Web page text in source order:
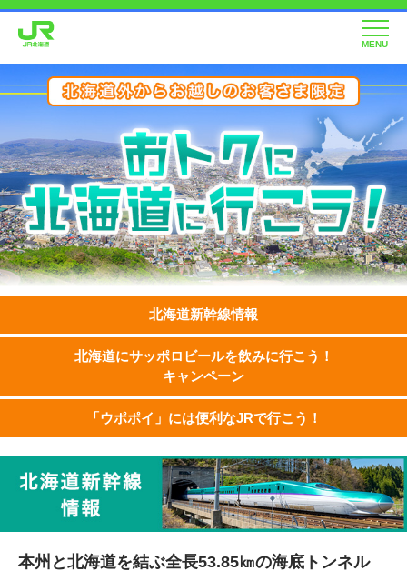
MENU
北海道新幹線情報
北海道にサッポロビールを飲みに行こう！
キャンペーン
「ウポポイ」には便利なJRで行こう！
本州と北海道を結ぶ全長53.85㎞の海底トンネル